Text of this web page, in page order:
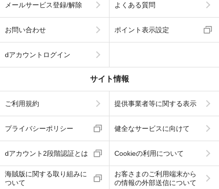
メールサービス登録/解除 よくある質問
お問い合わせ ポイント表示設定
dアカウントログイン
サイト情報
ご利用規約 提供事業者等に関する表示
プライバシーポリシー 健全なサービスに向けて
dアカウント2段階認証とは Cookieの利用について
海賊版に関する取り組みに
ついて
お客さまのご利用端末から
の情報の外部送信について